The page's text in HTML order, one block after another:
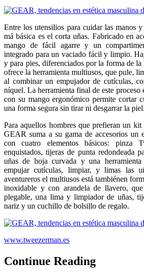
Entre los utensilios para cuidar las manos
má básica es el corta uñas. Fabricado en
mango de fácil agarre y un
integrado para un vaciado fácil y limpio.
y para pies, diferenciados por la forma de la
ofrece la herramienta multiusos, que pule,
al combinar un empujador de cutículas,
níquel. La herramienta final de este proceso
con su mango ergonómico permite cortar
una forma segura sin tirar ni desgarrar la piel.
Para aquellos hombres que prefieran un
GEAR suma a su gama de accesorios un
con cuatro elementos básicos: pinza
enquistados, tijeras de punta redondeada
uñas de hoja curvada y una
empujar cutículas, limpiar, y limas las
aventureros el multiusos está tambiénen
inoxidable y con arandela de llavero,
plegable, una lima y limpiador de uñas,
nariz y un cuchillo de bolsillo de regalo.
www.tweezerman.es
Continue Reading